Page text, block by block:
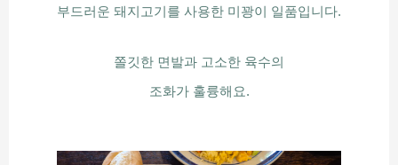
부드러운 돼지고기를 사용한 미꽝이 일품입니다.
쫄깃한 면발과 고소한 육수의
조화가 훌륭해요.